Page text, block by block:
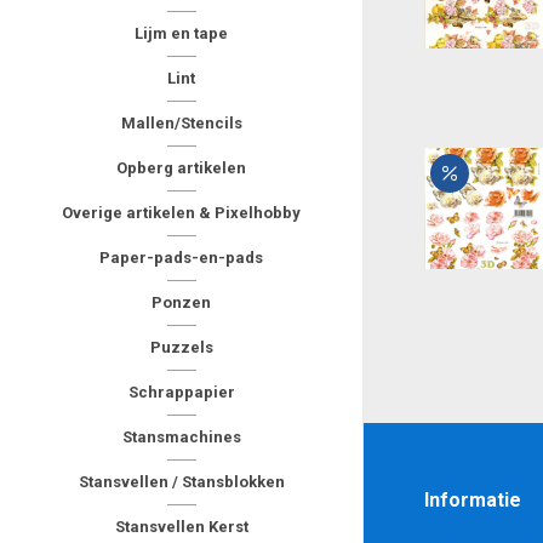
Lijm en tape
Lint
Mallen/Stencils
Opberg artikelen
Overige artikelen & Pixelhobby
Paper-pads-en-pads
Ponzen
Puzzels
Schrappapier
Stansmachines
Stansvellen / Stansblokken
Stansvellen Kerst
Informatie